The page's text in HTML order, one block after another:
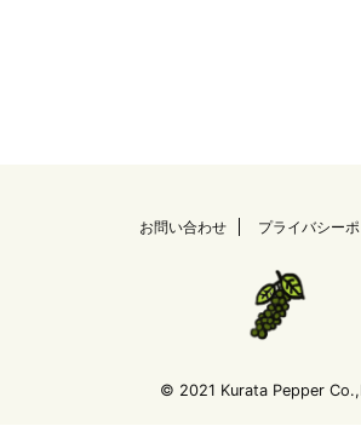
お問い合わせ プライバシー
© 2021 Kurata Pepper